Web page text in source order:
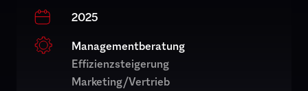
2025
Managementberatung
Effizienzsteigerung
Marketing/Vertrieb